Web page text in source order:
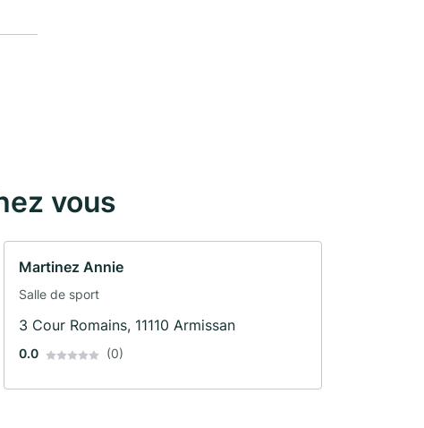
vous
Martinez Annie
Salle de sport
3 Cour Romains, 11110 Armissan
0.0 (0)